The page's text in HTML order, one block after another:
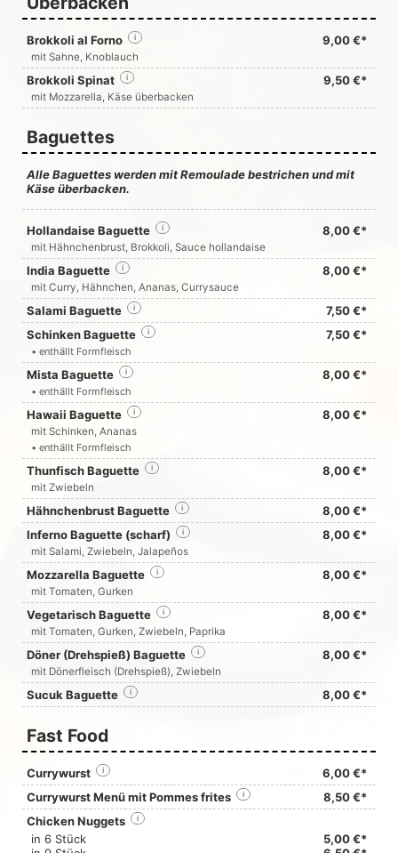
Brokkoli al Forno 9,00 €*
i
mit Sahne, Knoblauch
Brokkoli Spinat 9,50 €*
i
mit Mozzarella, Käse überbacken
Baguettes
Alle Baguettes werden mit Remoulade bestrichen und mit
Käse überbacken.
Hollandaise Baguette 8,00 €*
i
mit Hähnchenbrust, Brokkoli, Sauce hollandaise
India Baguette 8,00 €*
i
mit Curry, Hähnchen, Ananas, Currysauce
Salami Baguette 7,50 €*
i
Schinken Baguette 7,50 €*
i
• enthällt Formfleisch
Mista Baguette 8,00 €*
i
• enthällt Formfleisch
Hawaii Baguette 8,00 €*
i
mit Schinken, Ananas
• enthällt Formfleisch
Thunfisch Baguette 8,00 €*
i
mit Zwiebeln
Hähnchenbrust Baguette 8,00 €*
i
Inferno Baguette (scharf) 8,00 €*
i
mit Salami, Zwiebeln, Jalapeños
Mozzarella Baguette 8,00 €*
i
mit Tomaten, Gurken
Vegetarisch Baguette 8,00 €*
i
mit Tomaten, Gurken, Zwiebeln, Paprika
Döner (Drehspieß) Baguette 8,00 €*
i
mit Dönerfleisch (Drehspieß), Zwiebeln
Sucuk Baguette 8,00 €*
i
Fast Food
Currywurst 6,00 €*
i
Currywurst Menü mit Pommes frites 8,50 €*
i
Chicken Nuggets i
in 6 Stück
5,00 €*